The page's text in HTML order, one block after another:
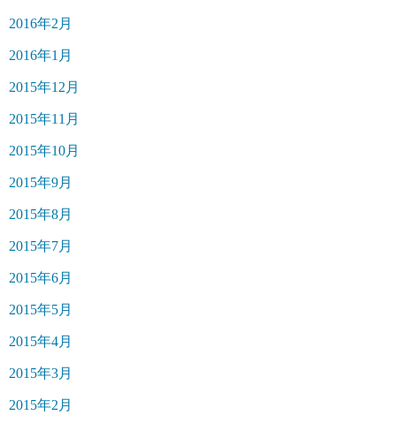
2016年2月
2016年1月
2015年12月
2015年11月
2015年10月
2015年9月
2015年8月
2015年7月
2015年6月
2015年5月
2015年4月
2015年3月
2015年2月